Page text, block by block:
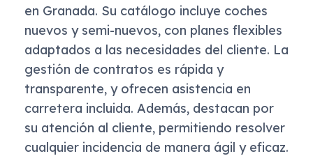
en Granada. Su catálogo incluye coches
nuevos y semi-nuevos, con planes flexibles
adaptados a las necesidades del cliente. La
gestión de contratos es rápida y
transparente, y ofrecen asistencia en
carretera incluida. Además, destacan por
su atención al cliente, permitiendo resolver
cualquier incidencia de manera ágil y eficaz.